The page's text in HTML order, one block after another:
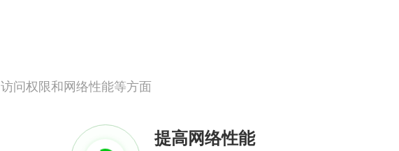
问权限和网络性能等方面
提高网络性能